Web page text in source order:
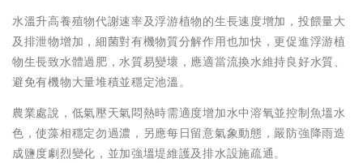
水溫升高養殖物代謝速率及浮游植物的生長速度增加，投餵量大
及排泄物增加，細菌對有機物質分解作用也加快，更促進浮游植
物生長致水體過肥，水質易變壞，應適當流換水維持良好水質、
避免有機物大量堆積並穩定池溫。
農業處說，低氣壓天氣悶熱時需適度增加水中溶氧並控制魚塭水
色，使藻相穩定勿過濃，另應每日留意氣象動態，嚴防強降雨造
成鹽度劇烈變化，並加強塭堤維護及排水設施疏通。